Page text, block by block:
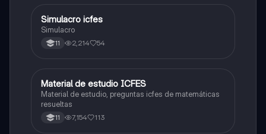
ICFES: Lectura Crítica
Simulacro icfes
Simulacro
11 2,214 54
ICFES: Matemáticas
Material de estudio ICFES
Material de estudio, preguntas icfes de matemáticas
resueltas
11 7,154 113